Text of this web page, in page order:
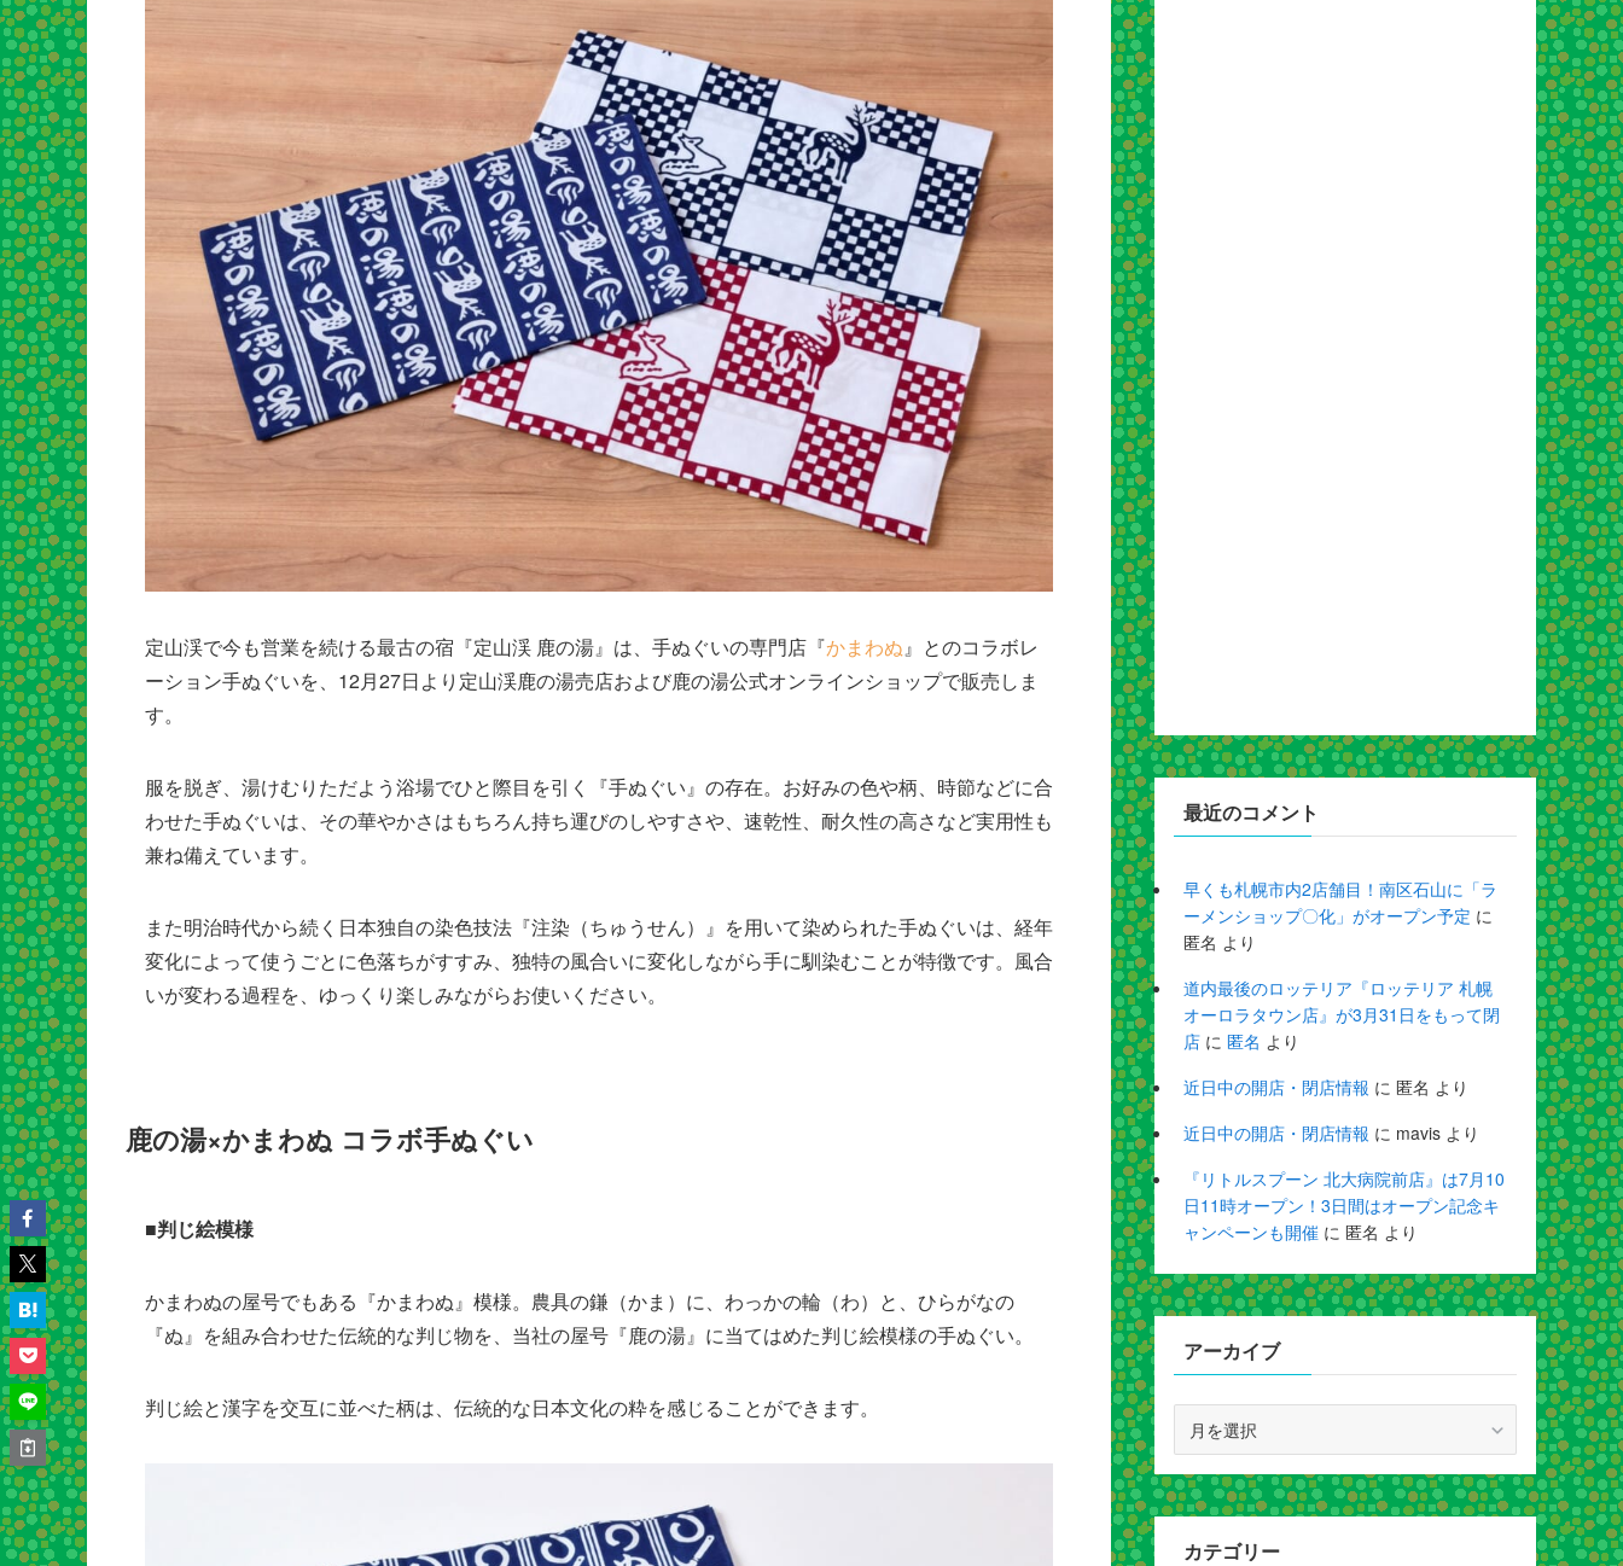
定山渓で今も営業を続ける最古の宿『定山渓 鹿の湯』は、手ぬぐいの専門店『かまわぬ』とのコラボレ
ーション手ぬぐいを、12月27日より定山渓鹿の湯売店および鹿の湯公式オンラインショップで販売しま
す。
服を脱ぎ、湯けむりただよう浴場でひと際目を引く『手ぬぐい』の存在。お好みの色や柄、時節などに合
わせた手ぬぐいは、その華やかさはもちろん持ち運びのしやすさや、速乾性、耐久性の高さなど実用性も
兼ね備えています。
また明治時代から続く日本独自の染色技法『注染（ちゅうせん）』を用いて染められた手ぬぐいは、経年
変化によって使うごとに色落ちがすすみ、独特の風合いに変化しながら手に馴染むことが特徴です。風合
いが変わる過程を、ゆっくり楽しみながらお使いください。
鹿の湯×かまわぬ コラボ手ぬぐい
■判じ絵模様
かまわぬの屋号でもある『かまわぬ』模様。農具の鎌（かま）に、わっかの輪（わ）と、ひらがなの
『ぬ』を組み合わせた伝統的な判じ物を、当社の屋号『鹿の湯』に当てはめた判じ絵模様の手ぬぐい。
判じ絵と漢字を交互に並べた柄は、伝統的な日本文化の粋を感じることができます。
最近のコメント
早くも札幌市内2店舗目！南区石山に「ラ
ーメンショップ〇化」がオープン予定 に
匿名 より
道内最後のロッテリア『ロッテリア 札幌
オーロラタウン店』が3月31日をもって閉
店 に 匿名 より
近日中の開店・閉店情報 に 匿名 より
近日中の開店・閉店情報 に mavis より
『リトルスプーン 北大病院前店』は7月10
日11時オープン！3日間はオープン記念キ
ャンペーンも開催 に 匿名 より
アーカイブ
カ
イ
ブ
カテゴリー